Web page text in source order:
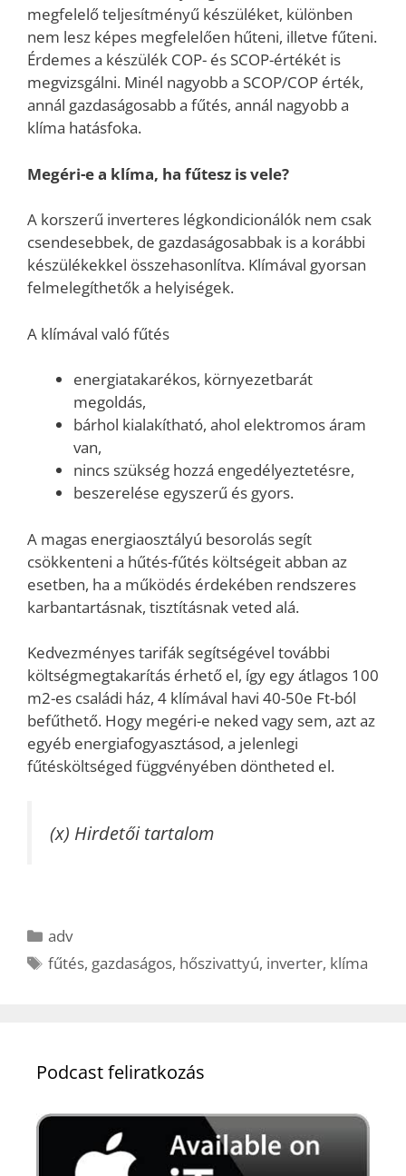
megfelelő teljesítményű készüléket, különben
nem lesz képes megfelelően hűteni, illetve fűteni.
Érdemes a készülék COP- és SCOP-értékét is
megvizsgálni. Minél nagyobb a SCOP/COP érték,
annál gazdaságosabb a fűtés, annál nagyobb a
klíma hatásfoka.
Megéri-e a klíma, ha fűtesz is vele?
A korszerű inverteres légkondicionálók nem csak
csendesebbek, de gazdaságosabbak is a korábbi
készülékekkel összehasonlítva. Klímával gyorsan
felmelegíthetők a helyiségek.
A klímával való fűtés
energiatakarékos, környezetbarát
megoldás,
bárhol kialakítható, ahol elektromos áram
van,
nincs szükség hozzá engedélyeztetésre,
beszerelése egyszerű és gyors.
A magas energiaosztályú besorolás segít
csökkenteni a hűtés-fűtés költségeit abban az
esetben, ha a működés érdekében rendszeres
karbantartásnak, tisztításnak veted alá.
Kedvezményes tarifák segítségével további
költségmegtakarítás érhető el, így egy átlagos 100
m2-es családi ház, 4 klímával havi 40-50e Ft-ból
befűthető. Hogy megéri-e neked vagy sem, azt az
egyéb energiafogyasztásod, a jelenlegi
fűtésköltséged függvényében döntheted el.
(x) Hirdetői tartalom
Kategória
adv
Címkék
fűtés, gazdaságos, hőszivattyú, inverter, klíma
Podcast feliratkozás